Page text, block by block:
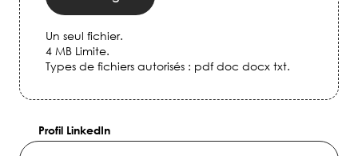
Un seul fichier.
4 MB Limite.
Types de fichiers autorisés : pdf doc docx txt.
Profil LinkedIn